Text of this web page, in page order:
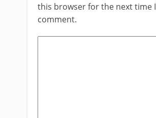
this browser for the next time I
comment.